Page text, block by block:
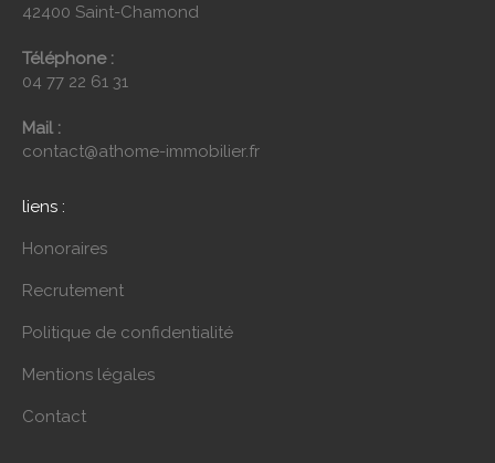
42400 Saint-Chamond
Téléphone :
04 77 22 61 31
Mail :
contact@athome-immobilier.fr
liens :
Honoraires
Recrutement
Politique de confidentialité
Mentions légales
Contact